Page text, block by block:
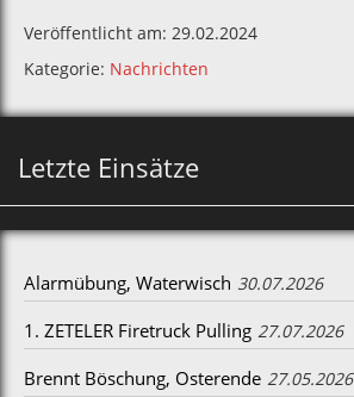
Veröffentlicht am: 29.02.2024
Kategorie: Nachrichten
Letzte Einsätze
Alarmübung, Waterwisch 30.07.2026
1. ZETELER Firetruck Pulling 27.07.2026
Brennt Böschung, Osterende 27.05.2026